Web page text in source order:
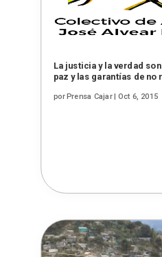
La justicia y la verdad
paz y las garantías de no
porPrensa Cajar| Oct 6, 2015